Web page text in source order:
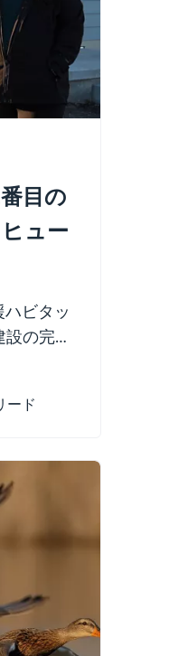
目の
ュー
ビタッ
の完成
ード